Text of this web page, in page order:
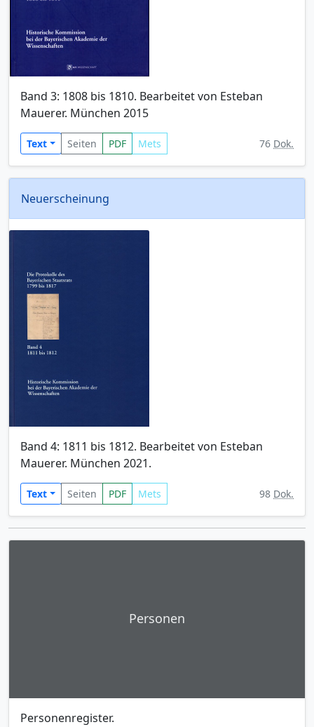
Band 3: 1808 bis 1810. Bearbeitet von Esteban
Mauerer. München 2015
Text Seiten PDF Mets 76 Dok.
Neuerscheinung
Band 4: 1811 bis 1812. Bearbeitet von Esteban
Mauerer. München 2021.
Text Seiten PDF Mets 98 Dok.
Personen
Personenregister.